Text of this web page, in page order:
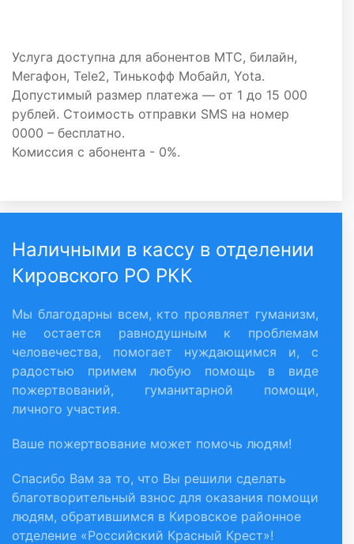
Услуга доступна для абонентов МТС, билайн,
Мегафон, Tele2, Тинькофф Мобайл, Yota.
Допустимый размер платежа — от 1 до 15 000
рублей. Стоимость отправки SMS на номер
0000 – бесплатно.
Комиссия с абонента - 0%.
Наличными в кассу в отделении
Кировского РО РКК
Мы благодарны всем, кто проявляет гуманизм,
не остается равнодушным к проблемам
человечества, помогает нуждающимся и, с
радостью примем любую помощь в виде
пожертвований, гуманитарной помощи,
личного участия.
Ваше пожертвование может помочь людям!
Спасибо Вам за то, что Вы решили сделать
благотворительный взнос для оказания помощи
людям, обратившимся в Кировское районное
отделение «Российский Красный Крест»!